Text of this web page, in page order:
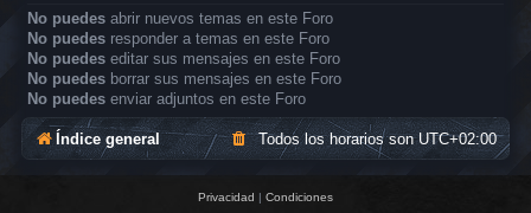
No puedes abrir nuevos temas en este Foro
No puedes responder a temas en este Foro
No puedes editar sus mensajes en este Foro
No puedes borrar sus mensajes en este Foro
No puedes enviar adjuntos en este Foro
Índice general Todos los horarios sonUTC+02:00
Privacidad | Condiciones